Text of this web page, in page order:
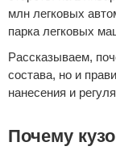
млн легковых
парка легковых
Рассказываем,
состава, но и
нанесения и
Почему